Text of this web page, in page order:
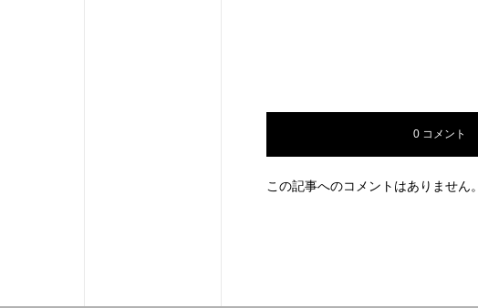
0 コメント
この記事へのコメントはありません。